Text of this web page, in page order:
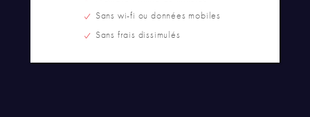
Sans wi-fi ou données mobiles
Sans frais dissimulés